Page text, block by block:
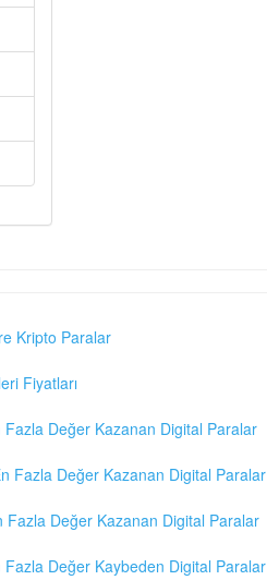
Kripto Paralar
Fiyatları
Değer Kazanan Digital Paralar
Fazla Değer Kazanan Digital Paralar
Fazla Değer Kazanan Digital Paralar
Değer Kaybeden Digital Paralar